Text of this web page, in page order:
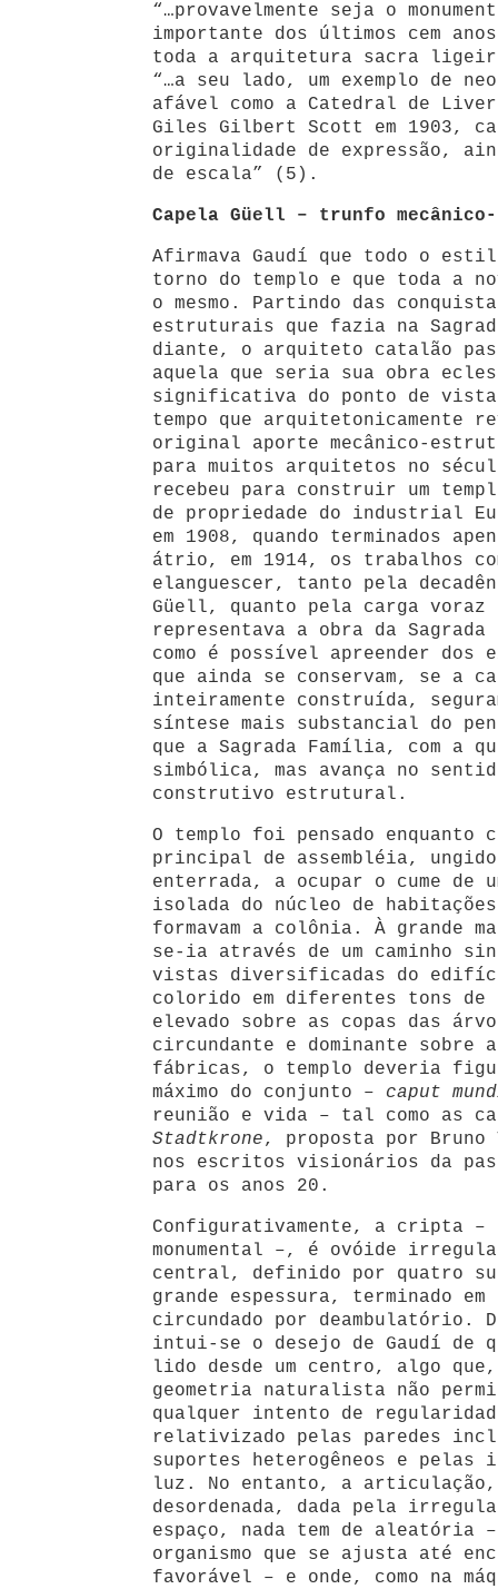
“…provavelmente seja o
importante dos últimos cem
toda a arquitetura sacra
“…a seu lado, um exemplo de
afável como a Catedral de
Giles Gilbert Scott em 1903,
originalidade de expressão,
de escala” (5).
Capela Güell – trunfo
Afirmava Gaudí que todo o
torno do templo e que toda a
o mesmo. Partindo das
estruturais que fazia na
diante, o arquiteto catalão
aquela que seria sua obra
significativa do ponto de vista
tempo que arquitetonicamente
original aporte mecânico-
para muitos arquitetos no
recebeu para construir um
de propriedade do industrial
em 1908, quando terminados
átrio, em 1914, os trabalhos
elanguescer, tanto pela
Güell, quanto pela carga voraz
representava a obra da
como é possível apreender dos
que ainda se conservam, se a
inteiramente construída,
síntese mais substancial do
que a Sagrada Família, com a
simbólica, mas avança no
construtivo estrutural.
O templo foi pensado enquanto
principal de assembléia,
enterrada, a ocupar o cume de
isolada do núcleo de
formavam a colônia. À grande
se-ia através de um caminho
vistas diversificadas do
colorido em diferentes tons
elevado sobre as copas das
circundante e dominante sobre
fábricas, o templo deveria
máximo do conjunto – caput
reunião e vida – tal como as
Stadtkrone, proposta por Bruno
nos escritos visionários da
para os anos 20.
Configurativamente, a cripta –
monumental –, é ovóide
central, definido por quatro
grande espessura, terminado
circundado por deambulatório.
intui-se o desejo de Gaudí de
lido desde um centro, algo
geometria naturalista não
qualquer intento de
relativizado pelas paredes
suportes heterogêneos e pelas
luz. No entanto, a articulação,
desordenada, dada pela
espaço, nada tem de aleatória –
organismo que se ajusta até
favorável – e onde, como na